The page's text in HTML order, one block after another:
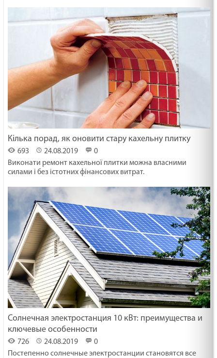
Кілька порад, як оновити стару кахельну плитку
693 24.08.2019
0
Виконати ремонт кахельної плитки можна власними
силами і без істотних фінансових витрат.
Солнечная электростанция 10 кВт: преимущества и
ключевые особенности
726 24.08.2019
0
Постепенно солнечные электростанции становятся все